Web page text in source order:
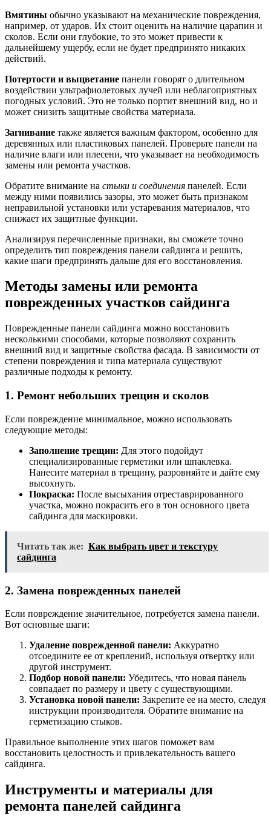
Вмятины обычно указывают на механические повреждения,
например, от ударов. Их стоит оценить на наличие царапин и
сколов. Если они глубокие, то это может привести к
дальнейшему ущербу, если не будет предпринято никаких
действий.
Потертости и выцветание панели говорят о длительном
воздействии ультрафиолетовых лучей или неблагоприятных
погодных условий. Это не только портит внешний вид, но и
может снизить защитные свойства материала.
Загнивание также является важным фактором, особенно для
деревянных или пластиковых панелей. Проверьте панели на
наличие влаги или плесени, что указывает на необходимость
замены или ремонта участков.
Обратите внимание на стыки и соединения панелей. Если
между ними появились зазоры, это может быть признаком
неправильной установки или устаревания материалов, что
снижает их защитные функции.
Анализируя перечисленные признаки, вы сможете точно
определить тип повреждения панели сайдинга и решить,
какие шаги предпринять дальше для его восстановления.
Методы замены или ремонта
поврежденных участков сайдинга
Поврежденные панели сайдинга можно восстановить
несколькими способами, которые позволяют сохранить
внешний вид и защитные свойства фасада. В зависимости от
степени повреждения и типа материала существуют
различные подходы к ремонту.
1. Ремонт небольших трещин и сколов
Если повреждение минимальное, можно использовать
следующие методы:
Заполнение трещин: Для этого подойдут
специализированные герметики или шпаклевка.
Нанесите материал в трещину, разровняйте и дайте ему
высохнуть.
Покраска: После высыхания отреставрированного
участка, можно покрасить его в тон основного цвета
сайдинга для маскировки.
Читать так же: Как выбрать цвет и текстуру
сайдинга
2. Замена поврежденных панелей
Если повреждение значительное, потребуется замена панели.
Вот основные шаги:
Удаление поврежденной панели: Аккуратно
отсоедините ее от креплений, используя отвертку или
другой инструмент.
Подбор новой панели: Убедитесь, что новая панель
совпадает по размеру и цвету с существующими.
Установка новой панели: Закрепите ее на место, следуя
инструкции производителя. Обратите внимание на
герметизацию стыков.
Правильное выполнение этих шагов поможет вам
восстановить целостность и привлекательность вашего
сайдинга.
Инструменты и материалы для
ремонта панелей сайдинга